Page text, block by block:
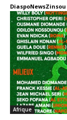
DiaspoNewsZinsou
Afrique